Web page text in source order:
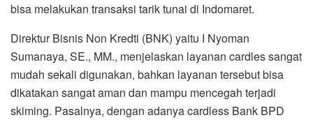
bisa melakukan transaksi tarik tunai di Indomaret.
Direktur Bisnis Non Kredti (BNK) yaitu I Nyoman
Sumanaya, SE., MM., menjelaskan layanan cardles sangat
mudah sekali digunakan, bahkan layanan tersebut bisa
dikatakan sangat aman dan mampu mencegah terjadi
skiming. Pasalnya, dengan adanya cardless Bank BPD